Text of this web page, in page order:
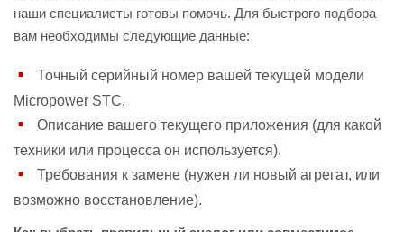
наши специалисты готовы помочь. Для быстрого подбора
вам необходимы следующие данные:
Точный серийный номер вашей текущей модели
Micropower STC.
Описание вашего текущего приложения (для какой
техники или процесса он используется).
Требования к замене (нужен ли новый агрегат, или
возможно восстановление).